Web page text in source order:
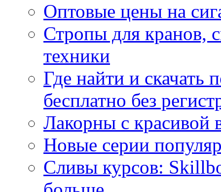
Оптовые цены на
Стропы для кранов,
техники
Где найти и
бесплатно без
Лакорны с красивой
Новые серии
Сливы курсов: